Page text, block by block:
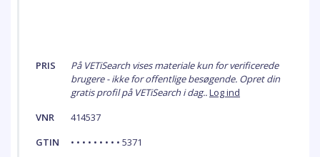
PRIS
På VETiSearch vises materiale kun for verificerede
brugere - ikke for offentlige besøgende. Opret din
gratis profil på VETiSearch i dag..Log ind
VNR
414537
GTIN
• • • • • • • • • 5371